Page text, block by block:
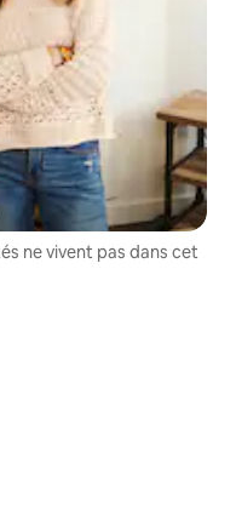
ne vivent pas dans cet